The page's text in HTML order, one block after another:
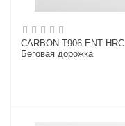
CARBON T906 ENT HRC
Беговая дорожка